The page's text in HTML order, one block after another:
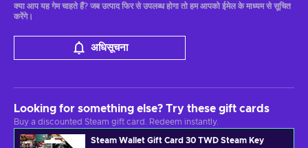
क्या आप यह गेम चाहते हैं? जब उत्पाद फिर से उपलब्ध होगा तो हम आपको ईमेल के माध्यम से सूचित
करेंगे।
अधिसूचना
Looking for something else? Try these gift cards
Buy a discounted Steam gift card. Redeem instantly.
Steam Wallet Gift Card 30 TWD Steam Key